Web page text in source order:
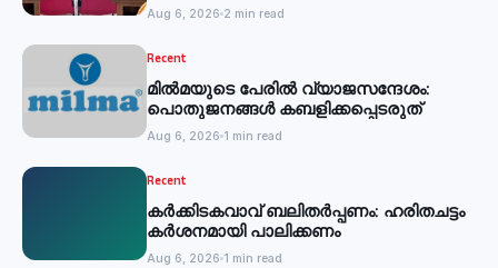
Aug 6, 2026 2 min read
Recent
മില്‍മയുടെ പേരില്‍ വ്യാജസന്ദേശം:
പൊതുജനങ്ങള്‍ കബളിക്കപ്പെടരുത്
Aug 6, 2026 1 min read
Recent
കര്‍ക്കിടകവാവ് ബലിതര്‍പ്പണം: ഹരിതചട്ടം
കര്‍ശനമായി പാലിക്കണം
Aug 6, 2026 1 min read